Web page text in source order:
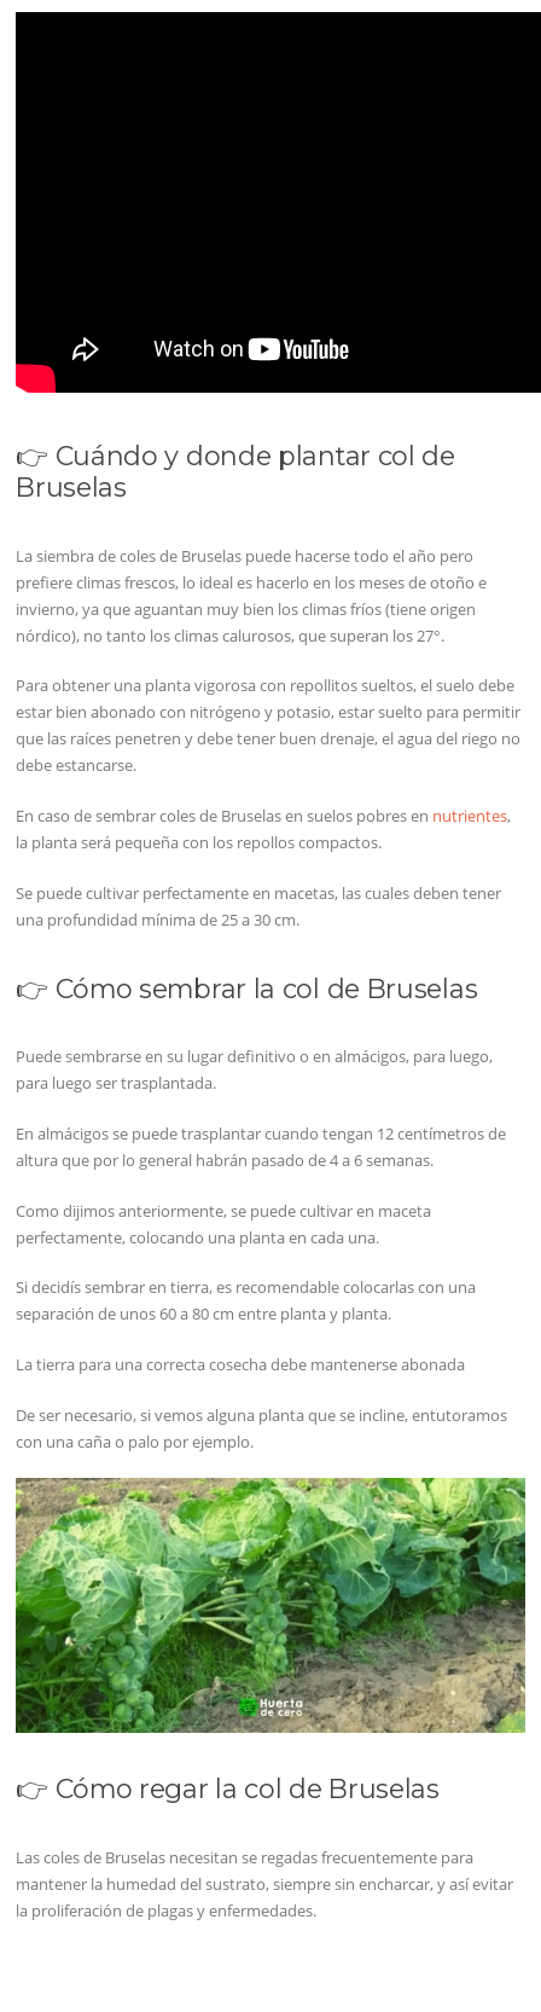
👉 Cuándo y donde plantar col de
Bruselas
La siembra de coles de Bruselas puede hacerse todo el año pero
prefiere climas frescos, lo ideal es hacerlo en los meses de otoño e
invierno, ya que aguantan muy bien los climas fríos (tiene origen
nórdico), no tanto los climas calurosos, que superan los 27°.
Para obtener una planta vigorosa con repollitos sueltos, el suelo debe
estar bien abonado con nitrógeno y potasio, estar suelto para permitir
que las raíces penetren y debe tener buen drenaje, el agua del riego no
debe estancarse.
En caso de sembrar coles de Bruselas en suelos pobres en nutrientes,
la planta será pequeña con los repollos compactos.
Se puede cultivar perfectamente en macetas, las cuales deben tener
una profundidad mínima de 25 a 30 cm.
👉 Cómo sembrar la col de Bruselas
Puede sembrarse en su lugar definitivo o en almácigos, para luego,
para luego ser trasplantada.
En almácigos se puede trasplantar cuando tengan 12 centímetros de
altura que por lo general habrán pasado de 4 a 6 semanas.
Como dijimos anteriormente, se puede cultivar en maceta
perfectamente, colocando una planta en cada una.
Si decidís sembrar en tierra, es recomendable colocarlas con una
separación de unos 60 a 80 cm entre planta y planta.
La tierra para una correcta cosecha debe mantenerse abonada
De ser necesario, si vemos alguna planta que se incline, entutoramos
con una caña o palo por ejemplo.
👉 Cómo regar la col de Bruselas
Las coles de Bruselas necesitan se regadas frecuentemente para
mantener la humedad del sustrato, siempre sin encharcar, y así evitar
la proliferación de plagas y enfermedades.